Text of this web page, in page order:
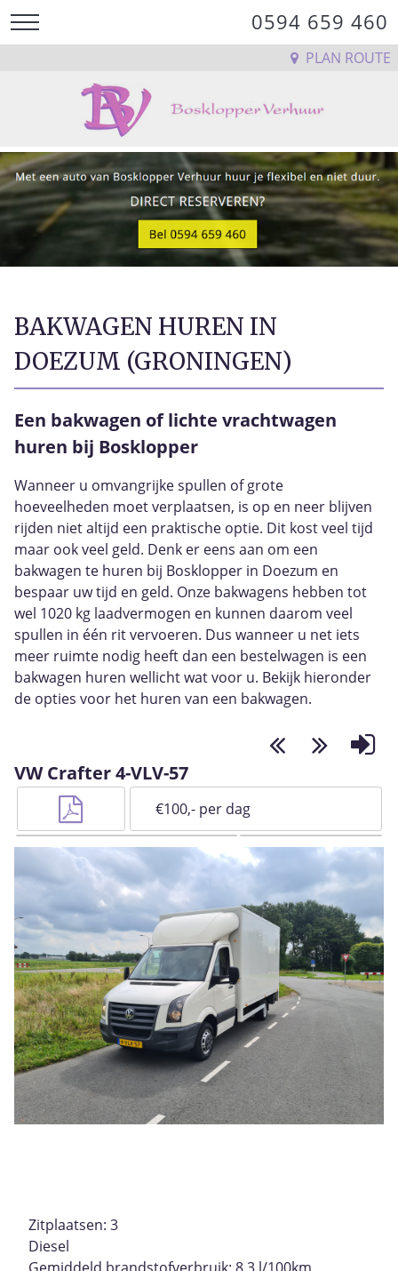
0594 659 460
PLAN ROUTE
BAKWAGEN HUREN IN
DOEZUM (GRONINGEN)
Een bakwagen of lichte vrachtwagen
huren bij Bosklopper
Wanneer u omvangrijke spullen of grote
hoeveelheden moet verplaatsen, is op en neer blijven
rijden niet altijd een praktische optie. Dit kost veel tijd
maar ook veel geld. Denk er eens aan om een
bakwagen te huren bij Bosklopper in Doezum en
bespaar uw tijd en geld. Onze bakwagens hebben tot
wel 1020 kg laadvermogen en kunnen daarom veel
spullen in één rit vervoeren. Dus wanneer u net iets
meer ruimte nodig heeft dan een bestelwagen is een
bakwagen huren wellicht wat voor u. Bekijk hieronder
de opties voor het huren van een bakwagen.
VW Crafter 4-VLV-57
€100,- per dag
Zitplaatsen: 3
Diesel